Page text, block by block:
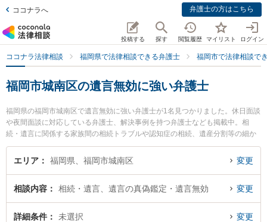
ココナラへ 弁護士の方はこちら
投稿する 探す 閲覧履歴 マイリスト ログイン
ココナラ法律相談 福岡県で法律相談できる弁護士 福岡市で法律相談で
福岡市城南区の遺言無効に強い弁護士
福岡県の福岡市城南区で遺言無効に強い弁護士が1名見つかりました。休日面談
や夜間面談に対応している弁護士、解決事例を持つ弁護士なども掲載中。相
続・遺言に関係する家族間の相続トラブルや認知症の相続、遺産分割等の細か
な分野での絞り込み検索もでき便利です。特に弁護士法人サイオン総合法律事
務所 福岡支店の井上 祥平弁護士のプロフィール情報や弁護士費用、強みなどが
くの弁護士を検索したい』『初回相談無料で遺言無効を法律相談できる福岡市
城南区内の弁護士に相談予約したい』などでお困りの相談者さんにおすすめで
す。
エリア 福岡県、福岡市城南区 変更
相談内容 相続・遺言、遺言の真偽鑑定・遺言無効 変更
詳細条件 未選択 変更